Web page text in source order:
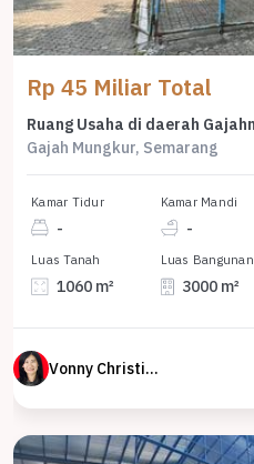
Rp 45 Miliar Total
Gajah Mungkur, Semarang
Kamar Tidur
-
Kamar Mandi
-
Luas Tanah
1060 m²
Luas Bangunan
3000 m²
Vonny Christina